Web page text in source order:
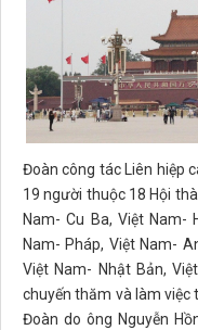
Đoàn công tác Liên hiệp
19 người thuộc 18 Hội
Nam- Cu Ba, Việt Nam-
Nam- Pháp, Việt Nam-
Việt Nam- Nhật Bản,
chuyến thăm và làm việc
Đoàn do ông Nguyễn